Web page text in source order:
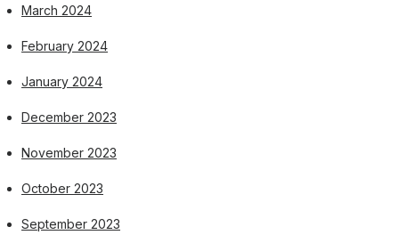
March 2024
February 2024
January 2024
December 2023
November 2023
October 2023
September 2023